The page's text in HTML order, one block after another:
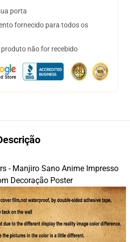
porta
fornecido para todos os
não for recebido
- Manjiro Sano Anime Impresso
Decoração Poster